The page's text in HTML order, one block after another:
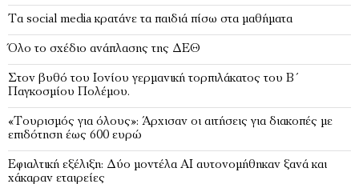
Τα social media κρατάνε τα παιδιά πίσω στα μαθήματα
Όλο το σχέδιο ανάπλασης της ΔΕΘ
Στον βυθό του Ιονίου γερμανική τορπιλάκατος του Β΄
Παγκοσμίου Πολέμου.
«Τουρισμός για όλους»: Άρχισαν οι αιτήσεις για διακοπές με
επιδότηση έως 600 ευρώ
Εφιαλτική εξέλιξη: Δύο μοντέλα ΑΙ αυτονομήθηκαν ξανά και
χάκαραν εταιρείες